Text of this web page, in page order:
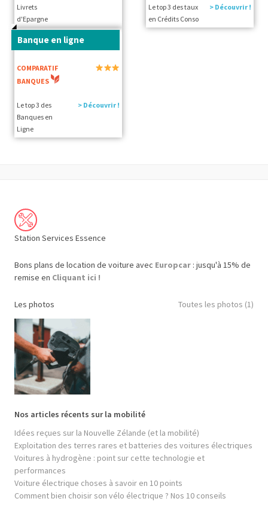
Livrets
d'Epargne
Le top 3 des taux
en Crédits Conso
> Découvrir !
Banque en ligne
COMPARATIF
BANQUES
Le top 3 des
Banques en
Ligne
> Découvrir !
Station Services Essence
Bons plans de location de voiture avec Europcar : jusqu'à 15% de
remise en Cliquant ici !
Les photos Toutes les photos (1)
Nos articles récents sur la mobilité
Idées reçues sur la Nouvelle Zélande (et la mobilité)
Exploitation des terres rares et batteries des voitures électriques
Voitures à hydrogène : point sur cette technologie et
performances
Voiture électrique choses à savoir en 10 points
Comment bien choisir son vélo électrique ? Nos 10 conseils